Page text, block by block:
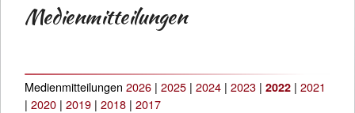
Medienmitteilungen
Medienmitteilungen 2026 | 2025 | 2024 | 2023 | 2022 | 2021
| 2020 | 2019 | 2018 | 2017